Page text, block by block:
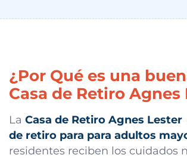
¿Por Qué es una
Casa de Retiro Agnes
La Casa de Retiro Agnes Lester
de retiro para para adultos
residentes reciben los cuidados